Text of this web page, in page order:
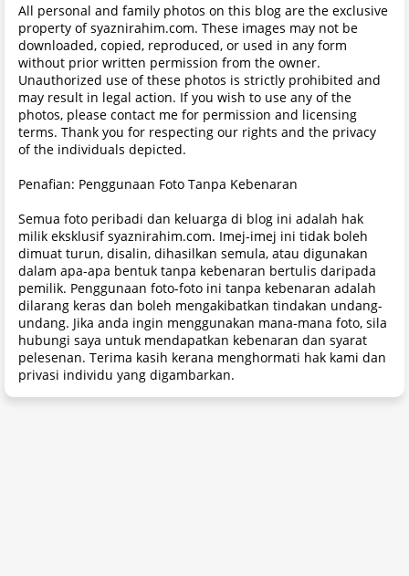
All personal and family photos on this blog are the exclusive
property of syaznirahim.com. These images may not be
downloaded, copied, reproduced, or used in any form
without prior written permission from the owner.
Unauthorized use of these photos is strictly prohibited and
may result in legal action. If you wish to use any of the
photos, please contact me for permission and licensing
terms. Thank you for respecting our rights and the privacy
of the individuals depicted.
Penafian: Penggunaan Foto Tanpa Kebenaran
Semua foto peribadi dan keluarga di blog ini adalah hak
milik eksklusif syaznirahim.com. Imej-imej ini tidak boleh
dimuat turun, disalin, dihasilkan semula, atau digunakan
dalam apa-apa bentuk tanpa kebenaran bertulis daripada
pemilik. Penggunaan foto-foto ini tanpa kebenaran adalah
dilarang keras dan boleh mengakibatkan tindakan undang-
undang. Jika anda ingin menggunakan mana-mana foto, sila
hubungi saya untuk mendapatkan kebenaran dan syarat
pelesenan. Terima kasih kerana menghormati hak kami dan
privasi individu yang digambarkan.